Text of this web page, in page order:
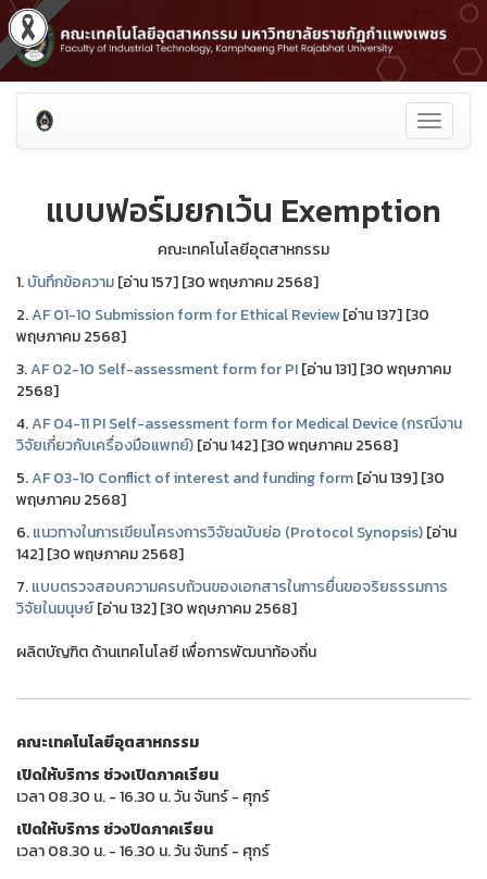
Toggle
แบบฟอร์มยกเว้น Exemption
คณะเทคโนโลยีอุตสาหกรรม
1.บันทึกข้อความ[อ่าน 157] [30 พฤษภาคม 2568]
2.AF 01-10 Submission form for Ethical Review[อ่าน 137] [30
พฤษภาคม 2568]
3.AF 02-10 Self-assessment form for PI[อ่าน 131] [30 พฤษภาคม
2568]
4.AF 04-11 PI Self-assessment form for Medical Device (กรณีงาน
วิจัยเกี่ยวกับเครื่องมือแพทย์)[อ่าน 142] [30 พฤษภาคม 2568]
5.AF 03-10 Conflict of interest and funding form[อ่าน 139] [30
พฤษภาคม 2568]
6.แนวทางในการเขียนโครงการวิจัยฉบับย่อ (Protocol Synopsis)[อ่าน
142] [30 พฤษภาคม 2568]
7.แบบตรวจสอบความครบถ้วนของเอกสารในการยื่นขอจริยธรรมการ
วิจัยในมนุษย์[อ่าน 132] [30 พฤษภาคม 2568]
ผลิตบัญฑิต ด้านเทคโนโลยี เพื่อการพัฒนาท้องถิ่น
คณะเทคโนโลยีอุตสาหกรรม
เปิดให้บริการ ช่วงเปิดภาคเรียน
เวลา 08.30 น. - 16.30 น. วัน จันทร์ - ศุกร์
เปิดให้บริการ ช่วงปิดภาคเรียน
เวลา 08.30 น. - 16.30 น. วัน จันทร์ - ศุกร์